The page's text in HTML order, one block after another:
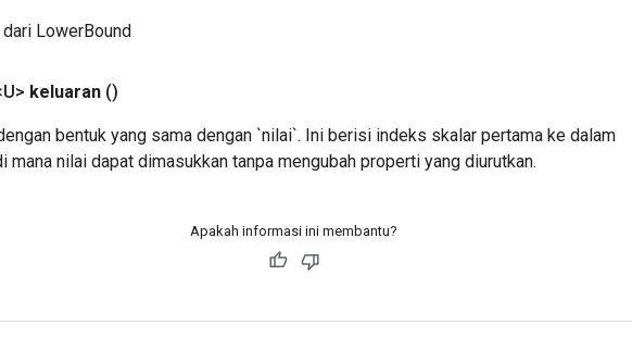
LowerBound
keluaran ()
bentuk yang sama dengan `nilai`. Ini berisi indeks skalar pertama ke dalam
mana nilai dapat dimasukkan tanpa mengubah properti yang diurutkan.
Apakah informasi ini membantu?